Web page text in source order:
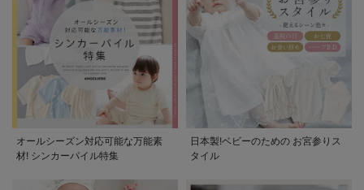
オールシーズン対応可能な万能素
材! シンカーパイル特集
日本製!ベビーのための お宮参りス
タイル